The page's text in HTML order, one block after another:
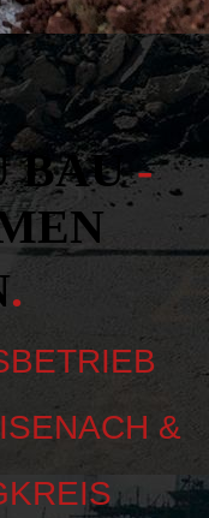
BAU-
.
&